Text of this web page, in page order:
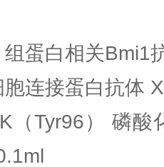
蛋白相关Bmi1
连接蛋白抗体
（Tyr96） 磷酸